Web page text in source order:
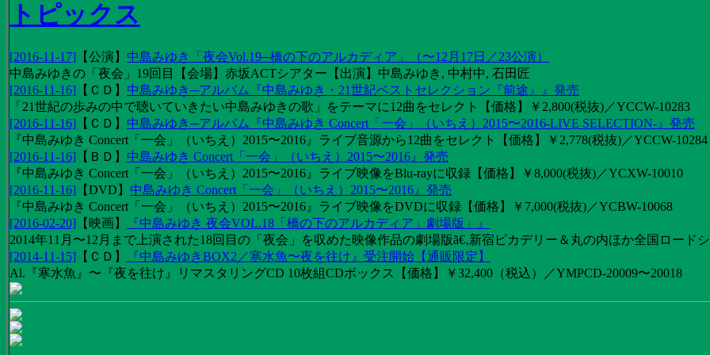
トピックス
[2016-11-17] 【公演】 中島みゆき「夜会Vol.19─橋の下のアルカディア」（〜12月17日／23公演）
中島みゆきの「夜会」19回目【会場】赤坂ACTシアター【出演】中島みゆき, 中村中, 石田匠
[2016-11-16] 【 ＣＤ 】 中島みゆき─アルバム『中島みゆき・21世紀ベストセレクション『前途』』発売
「21世紀の歩みの中で聴いていきたい中島みゆきの歌」をテーマに12曲をセレクト【価格】￥2,800(税抜)／YCCW-10283
[2016-11-16] 【 ＣＤ 】 中島みゆき─アルバム『中島みゆき Concert「一会」（いちえ）2015〜2016-LIVE SELECTION-』発売
『中島みゆき Concert「一会」（いちえ）2015〜2016』ライブ音源から12曲をセレクト【価格】￥2,778(税抜)／YCCW-10284
[2016-11-16] 【 ＢＤ 】 中島みゆき Concert「一会」（いちえ）2015〜2016』発売
『中島みゆき Concert「一会」（いちえ）2015〜2016』ライブ映像をBlu-rayに収録【価格】￥8,000(税抜)／YCXW-10010
[2016-11-16] 【DVD 】 中島みゆき Concert「一会」（いちえ）2015〜2016』発売
『中島みゆき Concert「一会」（いちえ）2015〜2016』ライブ映像をDVDに収録【価格】￥7,000(税抜)／YCBW-10068
[2016-02-20] 【 映画】
『中島みゆき 夜会VOL.18「橋の下のアルカディア」劇場版」』
2014年11月〜12月まで上演された18回目の「夜会」を収めた映像作品の劇場版ã€‚新宿ピカデリー＆丸の内ほか全国ロード
[2014-11-15] 【 ＣＤ 】
『中島みゆきBOX2／寒水魚〜夜を往け』受注開始【通販限定】
Al.『寒水魚』〜『夜を往け』リマスタリングCD 10枚組CDボックス【価格】￥32,400（税込）／YMPCD-20009〜20018